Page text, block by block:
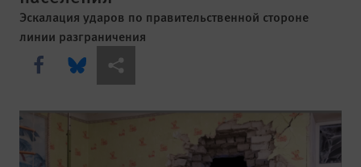
Эскалация ударов по правительственной стороне
линии разграничения
Share this via Facebook
Share this via Bluesky
Share this via Поделиться